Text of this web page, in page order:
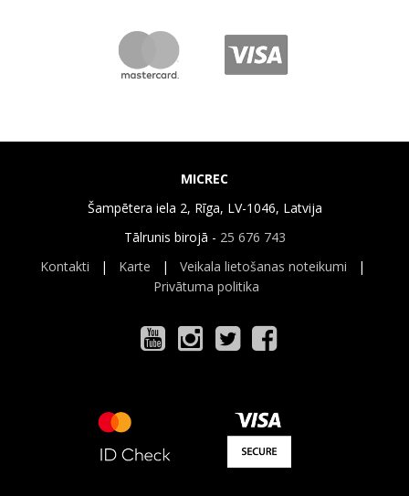
MICREC
Šampētera iela 2, Rīga, LV-1046, Latvija
Tālrunis birojā - 25 676 743
Kontakti | Karte | Veikala lietošanas noteikumi |
Privātuma politika